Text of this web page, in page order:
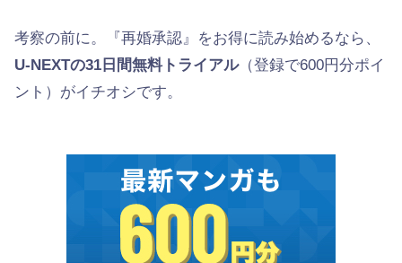
考察の前に。『再婚承認』をお得に読み始めるなら、
U-NEXTの31日間無料トライアル（登録で600円分ポイ
ント）がイチオシです。